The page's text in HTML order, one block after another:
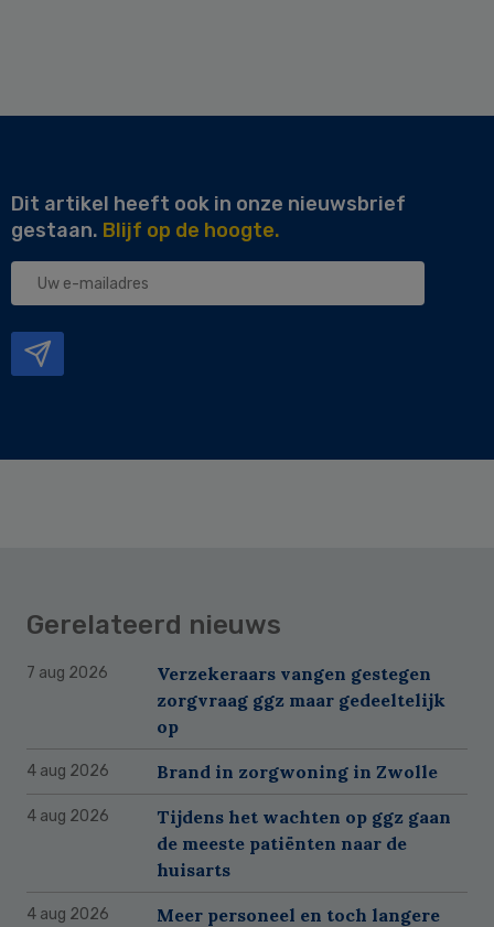
Dit artikel heeft ook in onze nieuwsbrief
gestaan. Blijf op de hoogte.
Uw
Gerelateerd nieuws
7 aug 2026
Verzekeraars vangen gestegen
zorgvraag ggz maar gedeeltelijk
op
4 aug 2026 Brand in zorgwoning in Zwolle
4 aug 2026
Tijdens het wachten op ggz gaan
de meeste patiënten naar de
huisarts
4 aug 2026
Meer personeel en toch langere